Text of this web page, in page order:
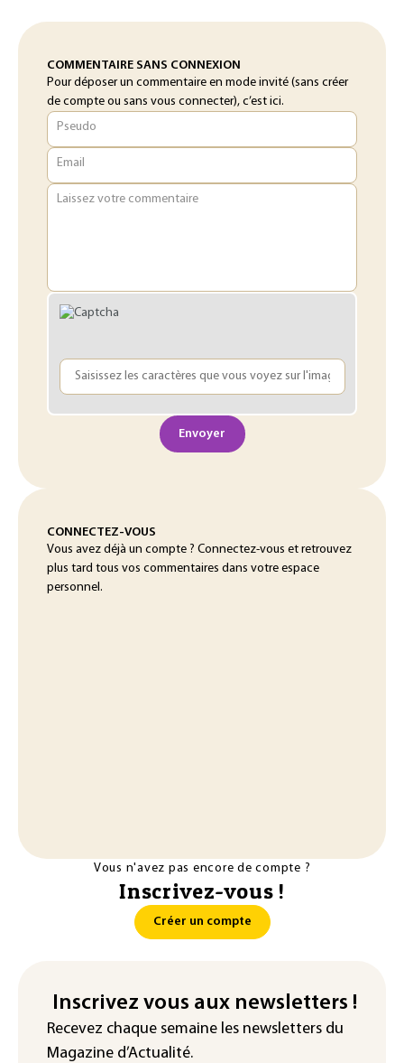
COMMENTAIRE SANS CONNEXION
Pour déposer un commentaire en mode invité (sans créer
de compte ou sans vous connecter), c’est ici.
Pseudo
Email
Laissez votre commentaire
Envoyer
CONNECTEZ-VOUS
Vous avez déjà un compte ? Connectez-vous et retrouvez
plus tard tous vos commentaires dans votre espace
personnel.
Vous n'avez pas encore de compte ?
Inscrivez-vous !
Créer un compte
Inscrivez vous aux newsletters !
Recevez chaque semaine les newsletters du
Magazine d’Actualité.